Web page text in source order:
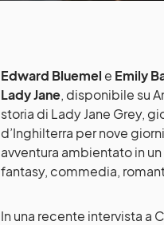
Edward Bluemel e Emily
Lady Jane, disponibile su
storia di Lady Jane Grey,
d’Inghilterra per nove
avventura ambientato in
fantasy, commedia,
In una recente intervista a